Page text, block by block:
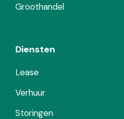
Groothandel
Diensten
Lease
Verhuur
Storingen